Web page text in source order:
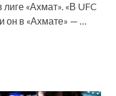
«Ахмат». «В UFC
он в «Ахмате» — …